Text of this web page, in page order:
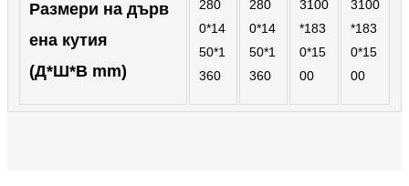
bahasa Indonesia
Sundanese
Размери на дърв
ена кутия
(Д*Ш*В mm)
280
0*14
50*1
360
280
0*14
50*1
360
3100
*183
0*15
00
3100
*183
0*15
00